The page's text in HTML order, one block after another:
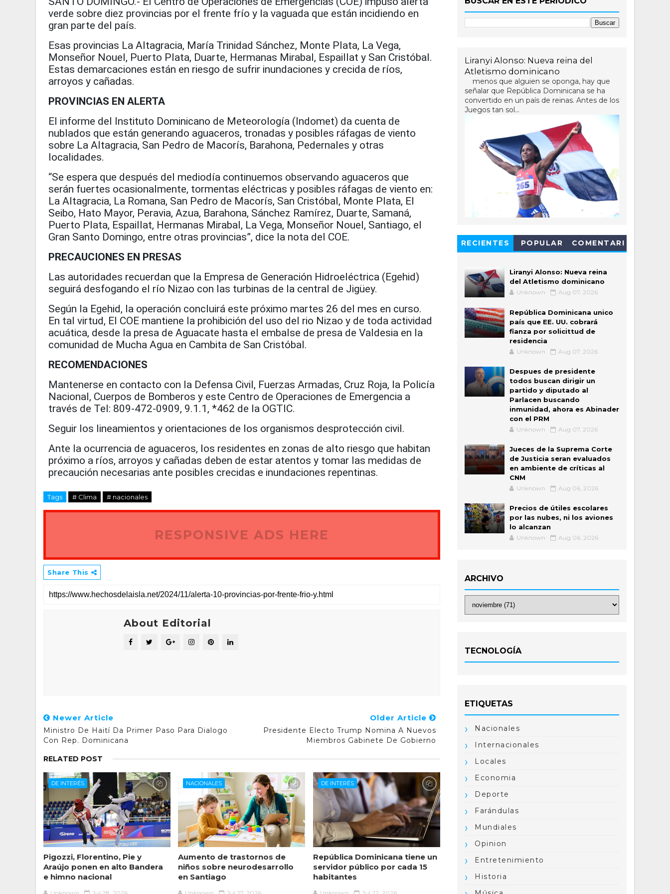
verde sobre diez provincias por el frente frío y la vaguada que están incidiendo en
gran parte del país.
Esas provincias La Altagracia, María Trinidad Sánchez, Monte Plata, La Vega,
Monseñor Nouel, Puerto Plata, Duarte, Hermanas Mirabal, Espaillat y San Cristóbal.
Estas demarcaciones están en riesgo de sufrir inundaciones y crecida de ríos,
arroyos y cañadas.
PROVINCIAS EN ALERTA
El informe del Instituto Dominicano de Meteorología (Indomet) da cuenta de
nublados que están generando aguaceros, tronadas y posibles ráfagas de viento
sobre La Altagracia, San Pedro de Macorís, Barahona, Pedernales y otras
localidades.
“Se espera que después del mediodía continuemos observando aguaceros que
serán fuertes ocasionalmente, tormentas eléctricas y posibles ráfagas de viento en:
La Altagracia, La Romana, San Pedro de Macorís, San Cristóbal, Monte Plata, El
Seibo, Hato Mayor, Peravia, Azua, Barahona, Sánchez Ramírez, Duarte, Samaná,
Puerto Plata, Espaillat, Hermanas Mirabal, La Vega, Monseñor Nouel, Santiago, el
Gran Santo Domingo, entre otras provincias”, dice la nota del COE.
PRECAUCIONES EN PRESAS
Las autoridades recuerdan que la Empresa de Generación Hidroeléctrica (Egehid)
seguirá desfogando el río Nizao con las turbinas de la central de Jigüey.
Según la Egehid, la operación concluirá este próximo martes 26 del mes en curso.
En tal virtud, El COE mantiene la prohibición del uso del rio Nizao y de toda actividad
acuática, desde la presa de Aguacate hasta el embalse de presa de Valdesia en la
comunidad de Mucha Agua en Cambita de San Cristóbal.
RECOMENDACIONES
Mantenerse en contacto con la Defensa Civil, Fuerzas Armadas, Cruz Roja, la Policía
Nacional, Cuerpos de Bomberos y este Centro de Operaciones de Emergencia a
través de Tel: 809-472-0909, 9.1.1, *462 de la OGTIC.
Seguir los lineamientos y orientaciones de los organismos desprotección civil.
Ante la ocurrencia de aguaceros, los residentes en zonas de alto riesgo que habitan
próximo a ríos, arroyos y cañadas deben de estar atentos y tomar las medidas de
precaución necesarias ante posibles crecidas e inundaciones repentinas.
Tags # Clima # nacionales
RESPONSIVE ADS HERE
Share This
About Editorial
Newer Article
Ministro De Haití Da Primer Paso Para Dialogo
Con Rep. Dominicana
Older Article
Presidente Electo Trump Nomina A Nuevos
Miembros Gabinete De Gobierno
RELATED POST
DE INTERÉS
Pigozzi, Florentino, Pie y
Araújo ponen en alto Bandera
e himno nacional
NACIONALES
Aumento de trastornos de
niños sobre neurodesarrollo
en Santiago
DE INTERÉS
República Dominicana tiene un
servidor público por cada 15
habitantes
Liranyi Alonso: Nueva reina del
Atletismo dominicano
menos que alguien se oponga, hay que
señalar que República Dominicana se ha
convertido en un país de reinas. Antes de los
Juegos tan sol...
RECIENTES POPULAR
COMENTARI
Liranyi Alonso: Nueva reina
del Atletismo dominicano
Unknown Aug 07, 2026
República Dominicana unico
país que EE. UU. cobrará
fianza por solicittud de
residencia
Unknown Aug 07, 2026
Despues de presidente
todos buscan dirigir un
partido y diputado al
Parlacen buscando
inmunidad, ahora es Abinader
con el PRM
Unknown Aug 07, 2026
Jueces de la Suprema Corte
de Justicia seran evaluados
en ambiente de críticas al
CNM
Unknown Aug 06, 2026
Precios de útiles escolares
por las nubes, ni los aviones
lo alcanzan
Unknown Aug 06, 2026
ARCHIVO
TECNOLOGÍA
ETIQUETAS
Nacionales
Internacionales
Locales
Economia
Deporte
Farándulas
Mundiales
Opinion
Entretenimiento
Historia